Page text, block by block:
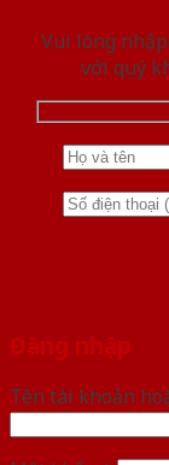
Vui lòng
với quý
Đăng nhập
Tên tài khoản